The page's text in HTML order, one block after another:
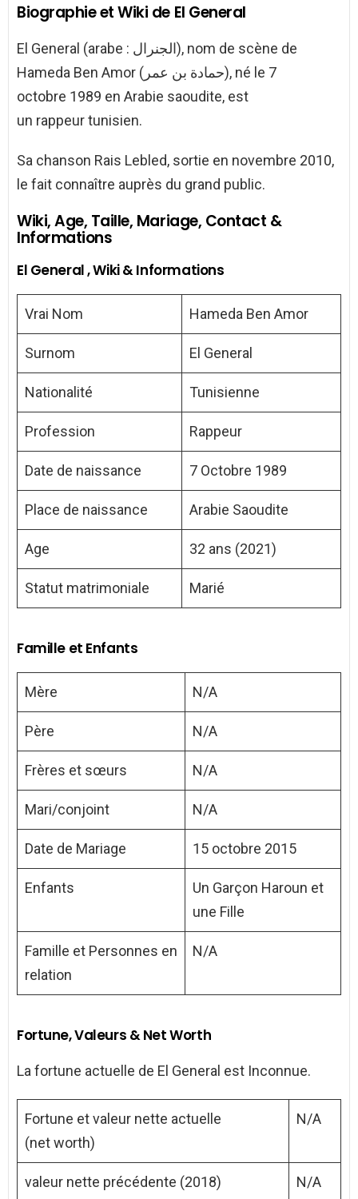
Biographie et Wiki de El General
El General (arabe : الجنرال), nom de scène de
Hameda Ben Amor (حمادة بن عمر), né le 7
octobre 1989 en Arabie saoudite, est
un rappeur tunisien.
Sa chanson Rais Lebled, sortie en novembre 2010,
le fait connaître auprès du grand public.
Wiki, Age, Taille, Mariage, Contact &
Informations
El General , Wiki & Informations
Vrai Nom Hameda Ben Amor
Surnom El General
Nationalité Tunisienne
Profession Rappeur
Date de naissance 7 Octobre 1989
Place de naissance Arabie Saoudite
Age 32 ans (2021)
Statut matrimoniale Marié
Famille et Enfants
Mère N/A
Père N/A
Frères et sœurs N/A
Mari/conjoint N/A
Date de Mariage 15 octobre 2015
Enfants
Un Garçon Haroun et
une Fille
Famille et Personnes en
relation
N/A
Fortune, Valeurs & Net Worth
La fortune actuelle de El General est Inconnue.
Fortune et valeur nette actuelle
(net worth)
N/A
valeur nette précédente (2018) N/A